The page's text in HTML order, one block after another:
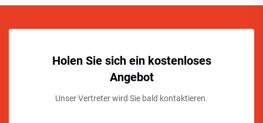
Holen Sie sich ein kostenloses
Angebot
Unser Vertreter wird Sie bald kontaktieren.